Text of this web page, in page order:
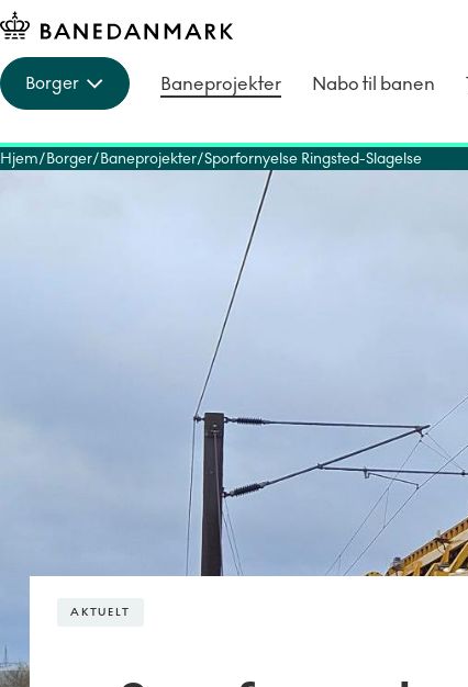
Borger Baneprojekter Nabo til banen
Hjem Borger Baneprojekter Sporfornyelse Ringsted-Slagelse
AKTUELT